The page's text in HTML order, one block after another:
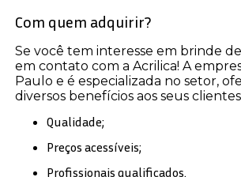
Com quem adquirir?
Se você tem interesse em brinde
em contato com a Acrilica! A
Paulo e é especializada no setor,
diversos benefícios aos seus
Qualidade;
Preços acessíveis;
Profissionais qualificados.